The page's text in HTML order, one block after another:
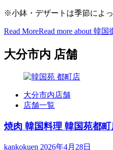
※小鉢・デザートは季節によ
Read MoreRead more about 韓国
大分市内 店舗
大分市内店舗
店舗一覧
焼肉 韓国料理 韓国苑都町
kankokuen 2026年4月28日